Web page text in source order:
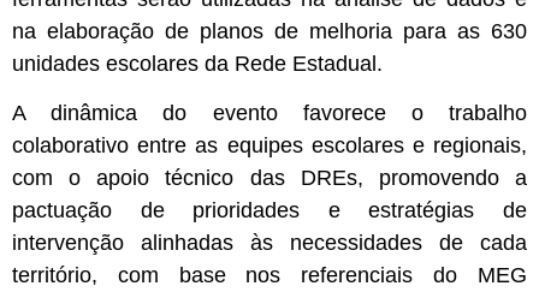
na elaboração de planos de melhoria para as 630
unidades escolares da Rede Estadual.
A dinâmica do evento favorece o trabalho
colaborativo entre as equipes escolares e regionais,
com o apoio técnico das DREs, promovendo a
pactuação de prioridades e estratégias de
intervenção alinhadas às necessidades de cada
território, com base nos referenciais do MEG